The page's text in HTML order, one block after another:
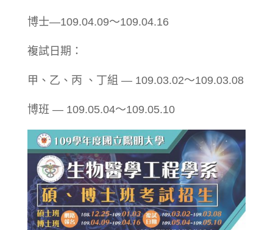
博士—109.04.09～109.04.16
複試日期：
甲、乙、丙 、丁組 — 109.03.02～109.03.08
博班 — 109.05.04～109.05.10